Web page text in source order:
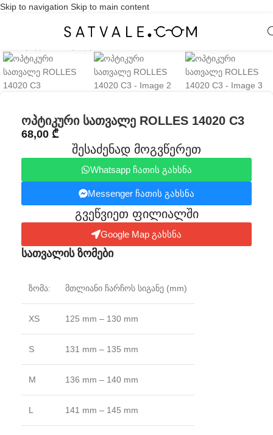
Skip to navigation Skip to main content
Click to enlarge
ოპტიკური სათვალე ROLLES 14020 C3
68,00 ₾
შესაძენად მოგვწერეთ
Whatsapp ჩათის გახსნა
Messenger ჩათის გახსნა
გვეწვიეთ ფილიალში​
Google Map გახსნა
სათვალის ზომები
ზომა: მთლიანი ჩარჩოს სიგანე (mm)
XS 125 mm – 130 mm
S 131 mm – 135 mm
M 136 mm – 140 mm
L 141 mm – 145 mm